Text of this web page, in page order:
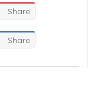
Share
Share